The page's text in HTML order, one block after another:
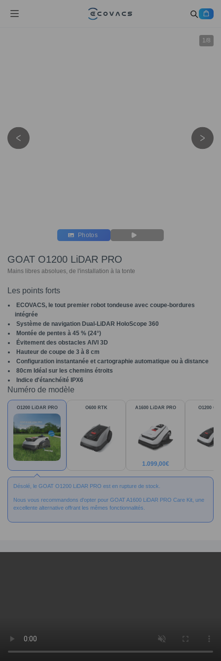
1/8
Photos
GOAT O1200 LiDAR PRO
Mains libres absolues, de l'installation à la tonte
Les points forts
ECOVACS, le tout premier robot tondeuse avec coupe-bordures
intégrée
Système de navigation Dual-LiDAR HoloScope 360
Montée de pentes à 45 % (24°)
Évitement des obstacles AIVI 3D
Hauteur de coupe de 3 à 8 cm
Configuration instantanée et cartographie automatique ou à distance
80cm Idéal sur les chemins étroits
Indice d'étanchéité IPX6
Numéro de modèle
O1200 LiDAR PRO O600 RTK A1600 LiDAR PRO
1.099,00€
O1200
Désolé, le GOAT O1200 LiDAR PRO est en rupture de stock.
Nous vous recommandons d'opter pour GOAT A1600 LiDAR PRO Care Kit, une
excellente alternative offrant les mêmes fonctionnalités.